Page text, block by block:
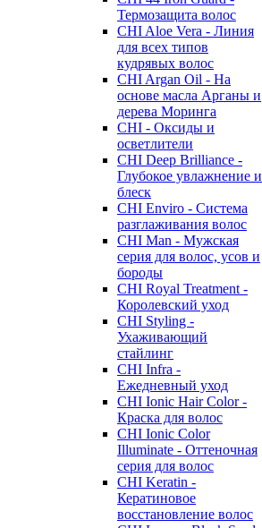
Термозащита волос
CHI Aloe Vera - Линия
для всех типов
кудрявых волос
CHI Argan Oil - На
основе масла Арганы и
дерева Моринга
CHI - Оксиды и
осветлители
CHI Deep Brilliance -
Глубокое увлажнение и
блеск
CHI Enviro - Система
разглаживания волос
CHI Man - Мужская
серия для волос, усов и
бороды
CHI Royal Treatment -
Королевский уход
CHI Styling -
Ухаживающий
стайлинг
CHI Infra -
Ежедневный уход
CHI Ionic Hair Color -
Краска для волос
CHI Ionic Color
Illuminate - Оттеночная
серия для волос
CHI Keratin -
Кератиновое
восстановление волос